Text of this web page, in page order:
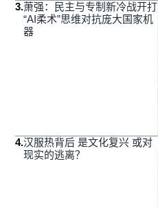
3.萧强：民主与专制新冷战开打
“AI柔术”思维对抗庞大国家机
器
4.汉服热背后 是文化复兴 或对
现实的逃离？